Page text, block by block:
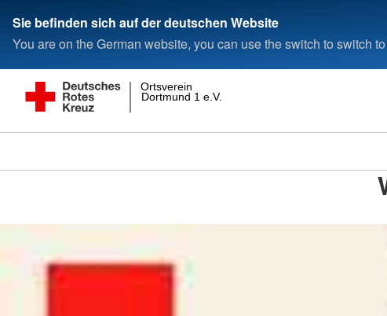
Sie befinden sich auf der deutschen Website
You are on the German website, you can use the switch to switch
Dortmund 1 e.V.
Ortsverein